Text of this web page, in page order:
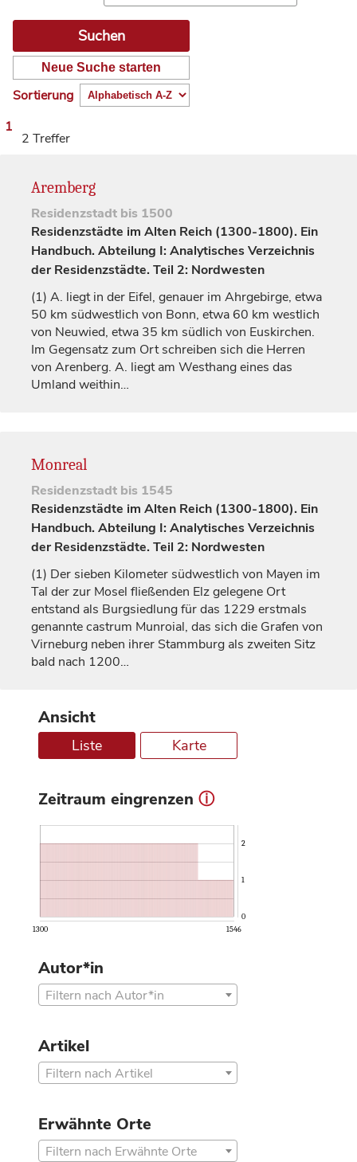
Neue Suche starten
Sortierung
1
2 Treffer
Aremberg
Residenzstadt bis 1500
Residenzstädte im Alten Reich (1300-1800). Ein
Handbuch. Abteilung I: Analytisches Verzeichnis
der Residenzstädte. Teil 2: Nordwesten
(1) A. liegt in der Eifel, genauer im Ahrgebirge, etwa
50 km südwestlich von Bonn, etwa 60 km westlich
von Neuwied, etwa 35 km südlich von Euskirchen.
Im Gegensatz zum Ort schreiben sich die Herren
von Arenberg. A. liegt am Westhang eines das
Umland weithin…
Monreal
Residenzstadt bis 1545
Residenzstädte im Alten Reich (1300-1800). Ein
Handbuch. Abteilung I: Analytisches Verzeichnis
der Residenzstädte. Teil 2: Nordwesten
(1) Der sieben Kilometer südwestlich von Mayen im
Tal der zur Mosel fließenden Elz gelegene Ort
entstand als Burgsiedlung für das 1229 erstmals
genanntecastrum Munroial, das sich die Grafen von
Virneburg neben ihrer Stammburg als zweiten Sitz
bald nach 1200…
Ansicht
Liste Karte
Zeitraum eingrenzen ⓘ
1300 1546
0
1
2
Autor*in
Filtern nach Autor*in
Artikel
Filtern nach Artikel
Erwähnte Orte
Filtern nach Erwähnte Orte